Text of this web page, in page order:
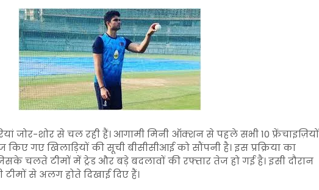
जोर-शोर से चल रही हैं। आगामी मिनी ऑक्शन से पहले सभी 10 फ्रेंचाइज़ियों
गए खिलाड़ियों की सूची बीसीसीआई को सौंपनी है। इस प्रक्रिया का
चलते टीमों में ट्रेड और बड़े बदलावों की रफ्तार तेज हो गई है। इसी दौरान
से अलग होते दिखाई दिए हैं।